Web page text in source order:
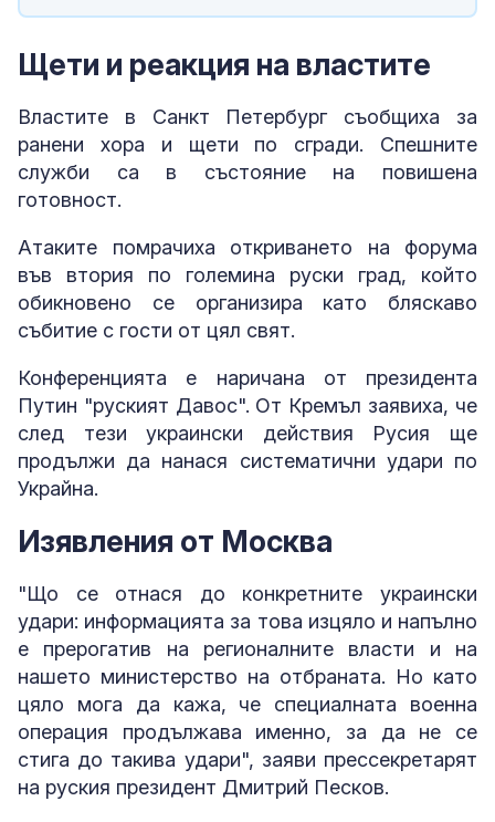
Щети и реакция на властите
Властите в Санкт Петербург съобщиха за
ранени хора и щети по сгради. Спешните
служби са в състояние на повишена
готовност.
Атаките помрачиха откриването на форума
във втория по големина руски град, който
обикновено се организира като бляскаво
събитие с гости от цял свят.
Конференцията е наричана от президента
Путин "руският Давос". От Кремъл заявиха, че
след тези украински действия Русия ще
продължи да нанася систематични удари по
Украйна.
Изявления от Москва
"Що се отнася до конкретните украински
удари: информацията за това изцяло и напълно
е прерогатив на регионалните власти и на
нашето министерство на отбраната. Но като
цяло мога да кажа, че специалната военна
операция продължава именно, за да не се
стига до такива удари", заяви прессекретарят
на руския президент Дмитрий Песков.